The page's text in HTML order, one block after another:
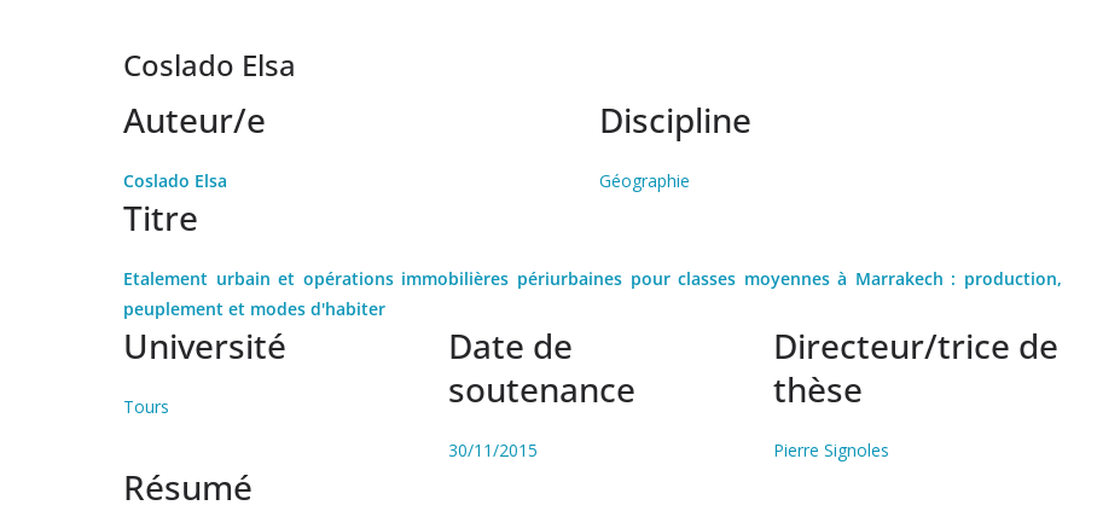
Coslado Elsa
Auteur/e
Coslado Elsa
Discipline
Géographie
Titre
Etalement urbain et opérations immobilières périurbaines pour classes moyennes à Marrakech : production,
peuplement et modes d'habiter
Université
Tours
Date de
soutenance
30/11/2015
Directeur/trice de
thèse
Pierre Signoles
Résumé